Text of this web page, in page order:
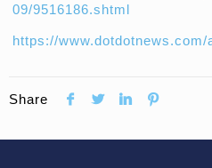
09/9516186.shtml
https://www.dotdotnews.com/
Share